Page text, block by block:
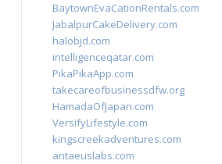
BaytownEvaCationRentals.com
JabalpurCakeDelivery.com
halobjd.com
intelligenceqatar.com
PikaPikaApp.com
takecareofbusinessdfw.org
HamadaOfJapan.com
VersifyLifestyle.com
kingscreekadventures.com
antaeuslabs.com